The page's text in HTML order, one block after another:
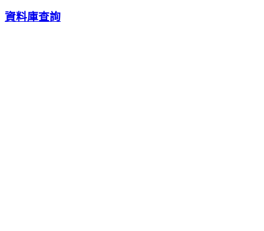
資料庫查詢